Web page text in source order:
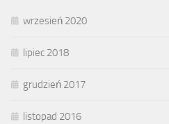
wrzesień 2020
lipiec 2018
grudzień 2017
listopad 2016